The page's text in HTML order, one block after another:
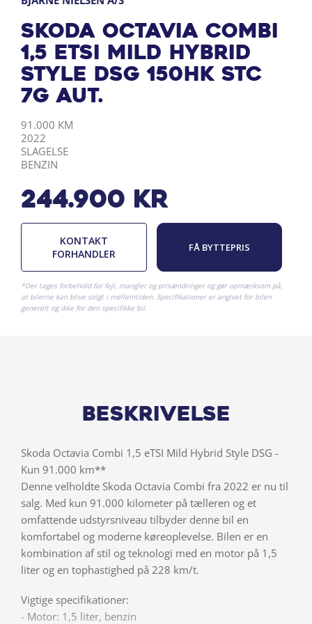
Skoda Octavia Combi
1,5 eTSI Mild hybrid
Style DSG 150HK Stc
7g Aut.
KILOMETER
91.000 KM
ÅRGANG
2022
BY
SLAGELSE
DRIVMIDDEL
BENZIN
244.900 kr
KONTAKT
FORHANDLER
FÅ BYTTEPRIS
*Der tages forbehold for fejl, mangler og prisændringer og gør opmærksom på,
at bilerne kan blive solgt i mellemtiden. Specifikationer er angivet for bilen
generelt og ikke for den specifikke bil.
Beskrivelse
Skoda Octavia Combi 1,5 eTSI Mild Hybrid Style DSG -
Kun 91.000 km**
Denne velholdte Skoda Octavia Combi fra 2022 er nu til
salg. Med kun 91.000 kilometer på tælleren og et
omfattende udstyrsniveau tilbyder denne bil en
komfortabel og moderne køreoplevelse. Bilen er en
kombination af stil og teknologi med en motor på 1,5
liter og en tophastighed på 228 km/t.
Vigtige specifikationer:
- Motor: 1,5 liter, benzin